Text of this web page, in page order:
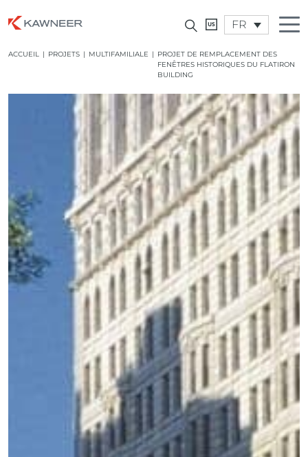
FR
ACCUEIL | PROJETS | MULTIFAMILIALE | PROJET DE REMPLACEMENT DES
FENÊTRES HISTORIQUES DU FLATIRON
BUILDING